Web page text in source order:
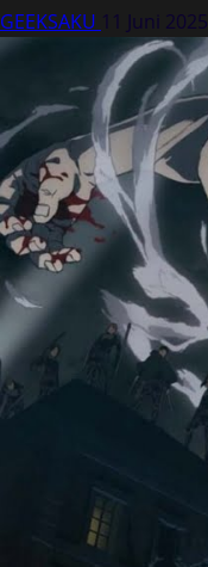
GEEKSAKU 11 Juni 2025